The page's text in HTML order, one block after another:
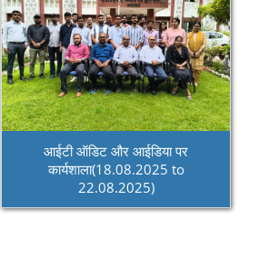
आईटी ऑडिट और आईडिया पर
कार्यशाला(18.08.2025 to
22.08.2025)